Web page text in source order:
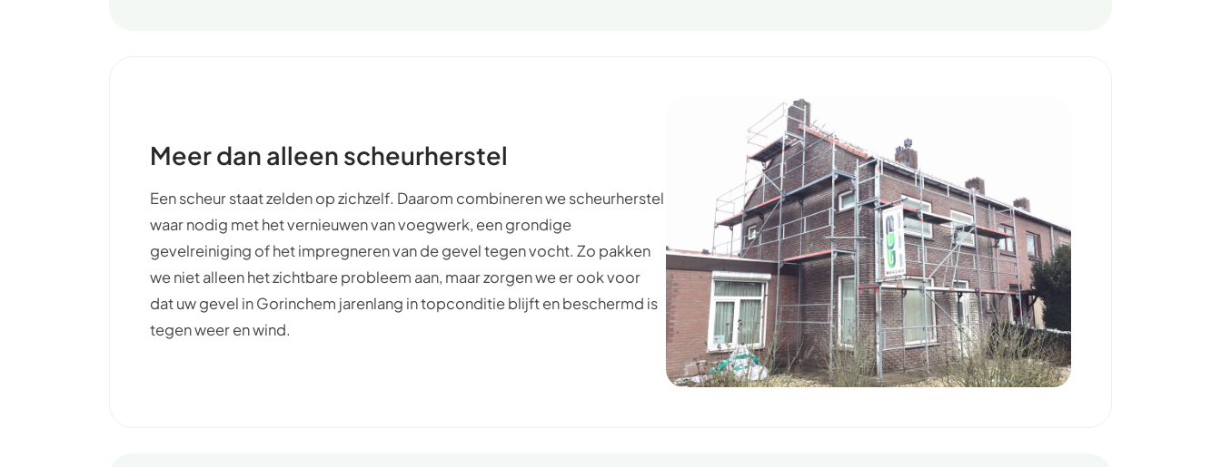
Meer dan alleen scheurherstel
Een scheur staat zelden op zichzelf. Daarom combineren we scheurherstel
waar nodig met het vernieuwen van voegwerk, een grondige
gevelreiniging of het impregneren van de gevel tegen vocht. Zo pakken
we niet alleen het zichtbare probleem aan, maar zorgen we er ook voor
dat uw gevel in Gorinchem jarenlang in topconditie blijft en beschermd is
tegen weer en wind.